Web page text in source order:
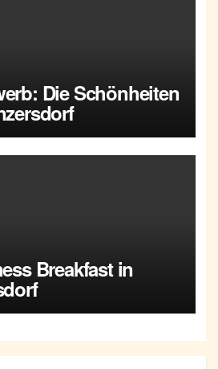
Die Schönheiten
Breakfast in